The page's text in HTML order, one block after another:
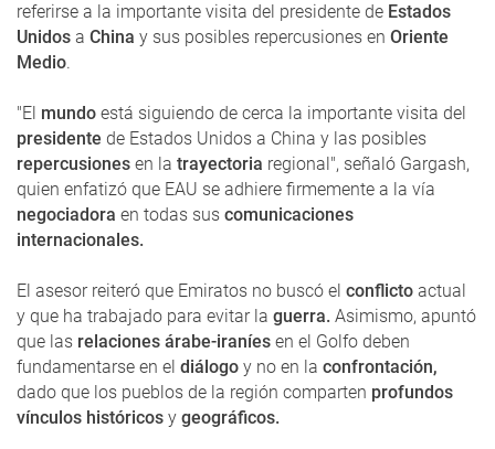
referirse a la importante visita del presidente de Estados
Unidos a China y sus posibles repercusiones en Oriente
Medio.
"El mundo está siguiendo de cerca la importante visita del
presidente de Estados Unidos a China y las posibles
repercusiones en la trayectoria regional", señaló Gargash,
quien enfatizó que EAU se adhiere firmemente a la vía
negociadora en todas sus comunicaciones
internacionales.
El asesor reiteró que Emiratos no buscó el conflicto actual
y que ha trabajado para evitar la guerra. Asimismo, apuntó
que las relaciones árabe-iraníes en el Golfo deben
fundamentarse en el diálogo y no en la confrontación,
dado que los pueblos de la región comparten profundos
vínculos históricos y geográficos.